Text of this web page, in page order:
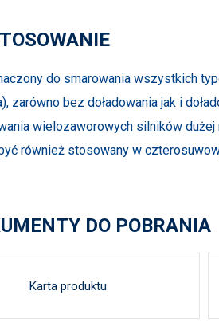
do smarowania wszystkich
zarówno bez doładowania jak i
wielozaworowych silników
również stosowany w
DO POBRANIA
Karta produktu